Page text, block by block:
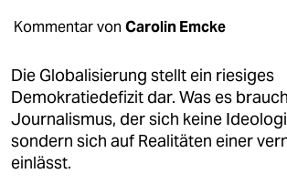
öko
gesellschaft
kultur
sport
Kommentar von Carolin Emcke
Die Globalisierung stellt ein riesiges
Demokratiedefizit dar. Was es
Journalismus, der sich keine
sondern sich auf Realitäten einer
einlässt.